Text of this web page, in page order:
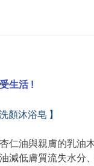
生活 !
顏沐浴皂 】
仁油與親膚的乳油
減低膚質流失水分